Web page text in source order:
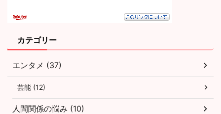
カテゴリー
エンタメ (37)
芸能 (12)
人間関係の悩み (10)